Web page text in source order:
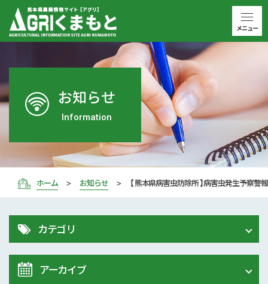
お知らせ
Information
ホーム お知らせ 【 熊本県病害虫防除所 】病害虫発生予察
カテゴリ
令和8年 熊本地震関連情報
アーカイブ
メニュー